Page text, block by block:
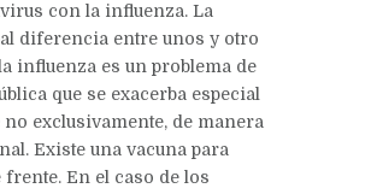
con la influenza. La
diferencia entre unos y otro
influenza es un problema de
que se exacerba especial
no exclusivamente, de manera
Existe una vacuna para
frente. En el caso de los